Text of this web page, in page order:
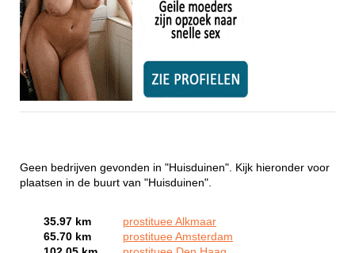
Geen bedrijven gevonden in "Huisduinen". Kijk hieronder voor
plaatsen in de buurt van "Huisduinen".
35.97 km
prostituee Alkmaar
65.70 km
prostituee Amsterdam